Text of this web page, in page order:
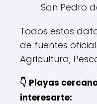
San Pedro
Todos estos
de fuentes
Agricultura,
👇 Playas
interesarte: